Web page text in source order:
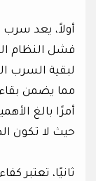
أولاً، يعد سرب
فشل النظام
لبقية السرب
مما يضمن
أمرًا بالغ
حيث لا تكون
ثانيًا، تعتبر